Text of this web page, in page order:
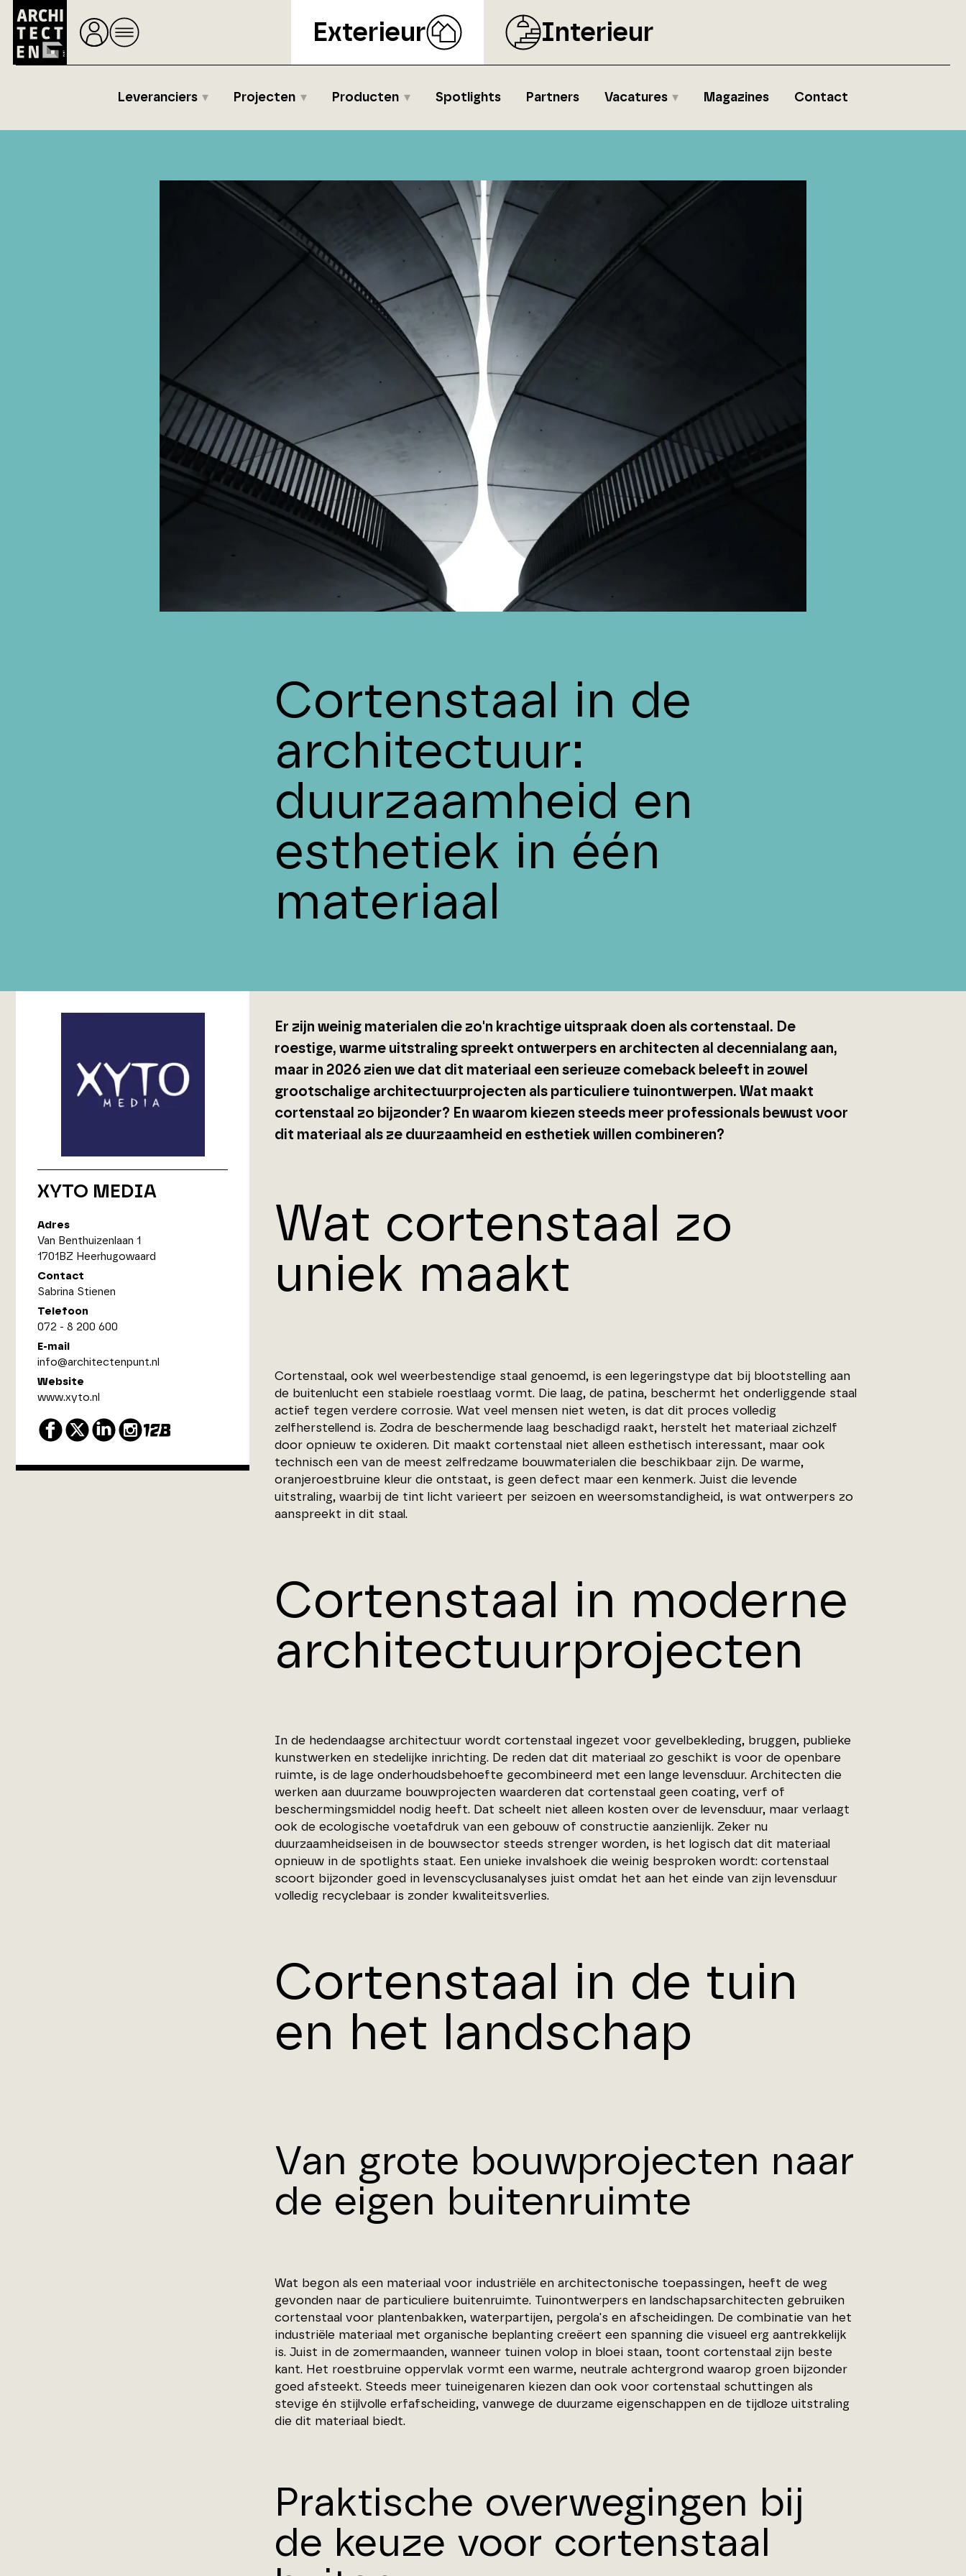
Exterieur Interieur
Leveranciers Projecten Producten Spotlights Partners Vacatures Magazines Contact
Cortenstaal in de
architectuur:
duurzaamheid en
esthetiek in één
materiaal
XYTO MEDIA
Adres
Van Benthuizenlaan 1
1701BZ Heerhugowaard
Contact
Sabrina Stienen
Telefoon
072 - 8 200 600
E-mail
info@architectenpunt.nl
Website
www.xyto.nl
Er zijn weinig materialen die zo'n krachtige uitspraak doen als cortenstaal. De
roestige, warme uitstraling spreekt ontwerpers en architecten al decennialang aan,
maar in 2026 zien we dat dit materiaal een serieuze comeback beleeft in zowel
grootschalige architectuurprojecten als particuliere tuinontwerpen. Wat maakt
cortenstaal zo bijzonder? En waarom kiezen steeds meer professionals bewust voor
dit materiaal als ze duurzaamheid en esthetiek willen combineren?
Wat cortenstaal zo
uniek maakt
Cortenstaal, ook wel weerbestendige staal genoemd, is een legeringstype dat bij blootstelling aan
de buitenlucht een stabiele roestlaag vormt. Die laag, de patina, beschermt het onderliggende staal
actief tegen verdere corrosie. Wat veel mensen niet weten, is dat dit proces volledig
zelfherstellend is. Zodra de beschermende laag beschadigd raakt, herstelt het materiaal zichzelf
door opnieuw te oxideren. Dit maakt cortenstaal niet alleen esthetisch interessant, maar ook
technisch een van de meest zelfredzame bouwmaterialen die beschikbaar zijn. De warme,
oranjeroestbruine kleur die ontstaat, is geen defect maar een kenmerk. Juist die levende
uitstraling, waarbij de tint licht varieert per seizoen en weersomstandigheid, is wat ontwerpers zo
aanspreekt in dit staal.
Cortenstaal in moderne
architectuurprojecten
In de hedendaagse architectuur wordt cortenstaal ingezet voor gevelbekleding, bruggen, publieke
kunstwerken en stedelijke inrichting. De reden dat dit materiaal zo geschikt is voor de openbare
ruimte, is de lage onderhoudsbehoefte gecombineerd met een lange levensduur. Architecten die
werken aan duurzame bouwprojecten waarderen dat cortenstaal geen coating, verf of
beschermingsmiddel nodig heeft. Dat scheelt niet alleen kosten over de levensduur, maar verlaagt
ook de ecologische voetafdruk van een gebouw of constructie aanzienlijk. Zeker nu
duurzaamheidseisen in de bouwsector steeds strenger worden, is het logisch dat dit materiaal
opnieuw in de spotlights staat. Een unieke invalshoek die weinig besproken wordt: cortenstaal
scoort bijzonder goed in levenscyclusanalyses juist omdat het aan het einde van zijn levensduur
volledig recyclebaar is zonder kwaliteitsverlies.
Cortenstaal in de tuin
en het landschap
Van grote bouwprojecten naar
de eigen buitenruimte
Wat begon als een materiaal voor industriële en architectonische toepassingen, heeft de weg
gevonden naar de particuliere buitenruimte. Tuinontwerpers en landschapsarchitecten gebruiken
cortenstaal voor plantenbakken, waterpartijen, pergola's en afscheidingen. De combinatie van het
industriële materiaal met organische beplanting creëert een spanning die visueel erg aantrekkelijk
is. Juist in de zomermaanden, wanneer tuinen volop in bloei staan, toont cortenstaal zijn beste
kant. Het roestbruine oppervlak vormt een warme, neutrale achtergrond waarop groen bijzonder
goed afsteekt. Steeds meer tuineigenaren kiezen dan ook voor cortenstaal schuttingen als
stevige én stijlvolle erfafscheiding, vanwege de duurzame eigenschappen en de tijdloze uitstraling
die dit materiaal biedt.
Praktische overwegingen bij
de keuze voor cortenstaal